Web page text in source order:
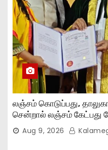
லஞ்சம் கொடுப்பது,
சென்றால் லஞ்சம்
நிறுத்தியுள்ளோம்..,
Aug 9, 2026